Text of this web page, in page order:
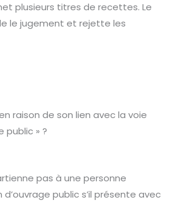
plusieurs titres de recettes. Le
le jugement et rejette les
raison de son lien avec la voie
public » ?
pas à une personne
public s’il présente avec